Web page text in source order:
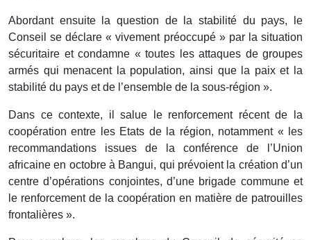
Abordant ensuite la question de la stabilité du pays, le
Conseil se déclare « vivement préoccupé » par la situation
sécuritaire et condamne « toutes les attaques de groupes
armés qui menacent la population, ainsi que la paix et la
stabilité du pays et de l’ensemble de la sous-région ».
Dans ce contexte, il salue le renforcement récent de la
coopération entre les Etats de la région, notamment « les
recommandations issues de la conférence de l’Union
africaine en octobre à Bangui, qui prévoient la création d’un
centre d’opérations conjointes, d’une brigade commune et
le renforcement de la coopération en matière de patrouilles
frontalières ».